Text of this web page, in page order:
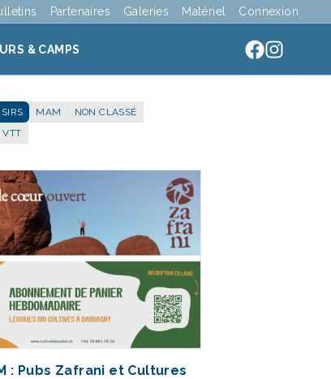
Partenaires Galeries Matériel Connexion
& CAMPS
MAM
NON CLASSÉ
VTT
: Pubs Zafrani et Cultures